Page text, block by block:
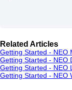
Related Articles
Getting Started - NEO
Getting Started - NEO
Getting Started - NEO
Getting Started - NEO